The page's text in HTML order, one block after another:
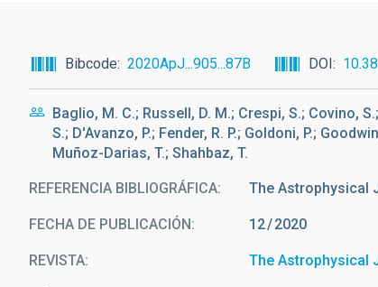
a
la
navegación
Bibcode 2020ApJ...905...87B DOI
Baglio, M. C.; Russell, D. M.; Crespi, S.; Covino,
S.; D'Avanzo, P.; Fender, R. P.; Goldoni, P.;
Muñoz-Darias, T.; Shahbaz, T.
REFERENCIA BIBLIOGRÁFICA The Astrophysical
FECHA DE PUBLICACIÓN: 12 2020
REVISTA The Astrophysical